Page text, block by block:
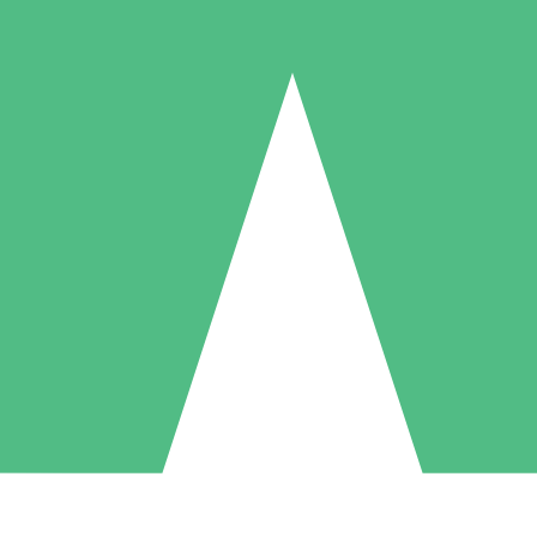
Packs de Crédits Individuels
à l'utilisation avec des crédits de téléchargement. Sans engagement
5 Téléchargements
US$